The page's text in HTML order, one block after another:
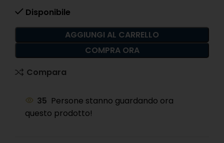
Disponibile
AGGIUNGI AL CARRELLO
COMPRA ORA
Compara
35 Persone stanno guardando ora
questo prodotto!